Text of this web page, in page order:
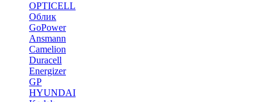
OPTICELL
Облик
GoPower
Ansmann
Camelion
Duracell
Energizer
GP
HYUNDAI